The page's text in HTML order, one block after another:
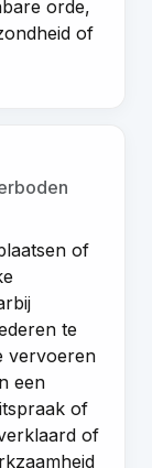
orde,
of
of
te
vervoeren
een
of
of